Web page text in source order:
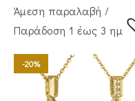
Άμεση παραλαβή /
Παράδoση 1 έως 3
-20%